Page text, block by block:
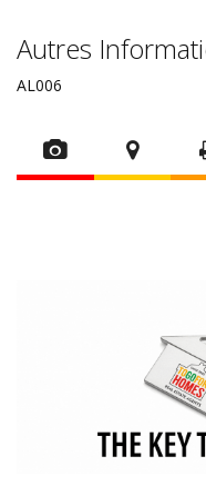
Autres
AL006